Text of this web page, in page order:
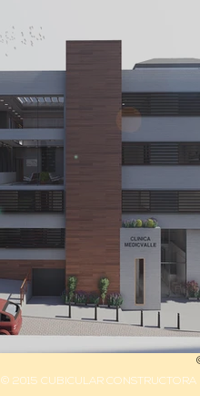
© 2015 CUBICULAR